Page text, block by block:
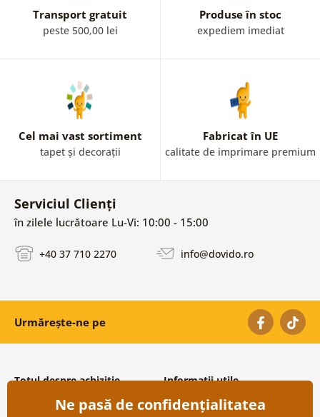
Transport gratuit
peste 500,00 lei
Produse în stoc
expediem imediat
Cel mai vast sortiment
tapet și decorații
Fabricat în UE
calitate de imprimare premium
Serviciul Clienți
în zilele lucrătoare Lu-Vi: 10:00 - 15:00
+40 37 710 2270 info@dovido.ro
Urmărește-ne pe
Totul despre achiziție
Condiții și termeni generali
Informații utile
Despre noi
Ne pasă de confidențialitatea